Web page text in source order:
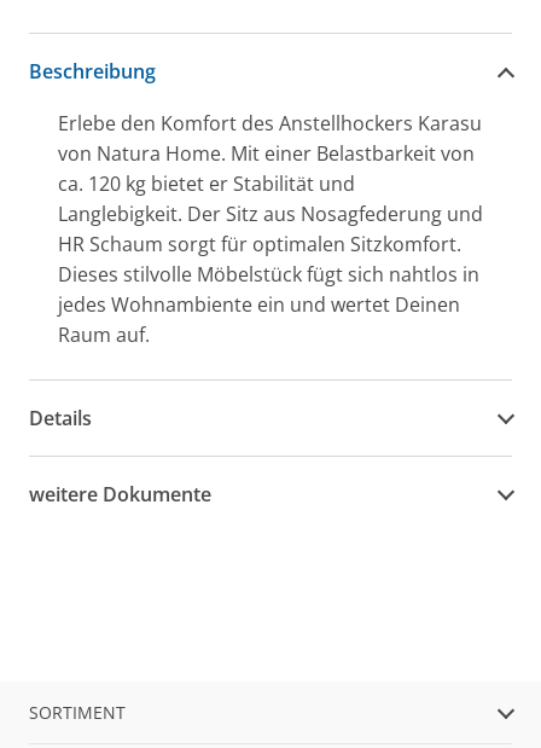
Beschreibung
Erlebe den Komfort des Anstellhockers Karasu
von Natura Home. Mit einer Belastbarkeit von
ca. 120 kg bietet er Stabilität und
Langlebigkeit. Der Sitz aus Nosagfederung und
HR Schaum sorgt für optimalen Sitzkomfort.
Dieses stilvolle Möbelstück fügt sich nahtlos in
jedes Wohnambiente ein und wertet Deinen
Raum auf.
Details
weitere Dokumente
SORTIMENT